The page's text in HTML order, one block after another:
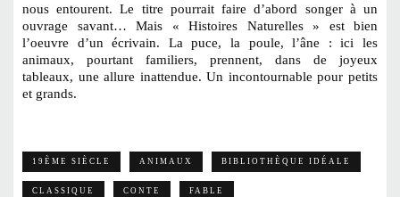
nous entourent. Le titre pourrait faire d’abord songer à un
ouvrage savant… Mais « Histoires Naturelles » est bien
l’oeuvre d’un écrivain. La puce, la poule, l’âne : ici les
animaux, pourtant familiers, prennent, dans de joyeux
tableaux, une allure inattendue. Un incontournable pour petits
et grands.
19ÈME SIÈCLE ANIMAUX BIBLIOTHÈQUE IDÉALE
CLASSIQUE CONTE FABLE